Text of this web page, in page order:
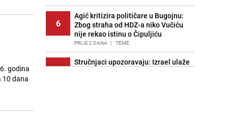
godina
10 dana
6
Agić kritizira političare u Bugojnu:
Zbog straha od HDZ-a niko Vučiću
nije rekao istinu o Čipuljiću
PRIJE 2 DANA | TEME
7
Stručnjaci upozoravaju: Izrael ulaže